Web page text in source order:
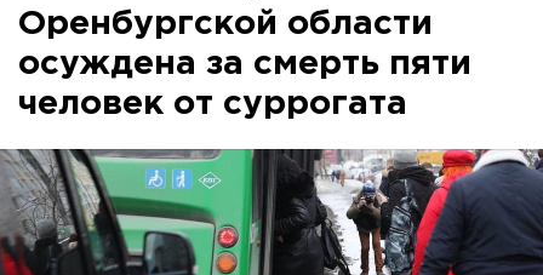
Оренбургской области
осуждена за смерть пяти
человек от суррогата